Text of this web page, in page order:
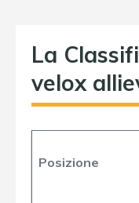
La
velox
Posizione